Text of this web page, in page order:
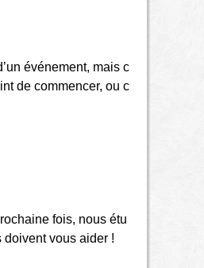
événement, mais c
de commencer, ou c
fois, nous étu
doivent vous aider !